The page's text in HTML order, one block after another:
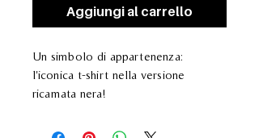
Aggiungi al carrello
Un simbolo di appartenenza:
l'iconica t-shirt nella versione
ricamata nera!
100% cotone